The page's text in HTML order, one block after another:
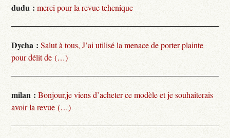
dudu : merci pour la revue tehcnique
Dycha : Salut à tous, J’ai utilisé la menace de porter plainte
pour délit de (…)
milan : Bonjour,je viens d’acheter ce modèle et je souhaiterais
avoir la revue (…)